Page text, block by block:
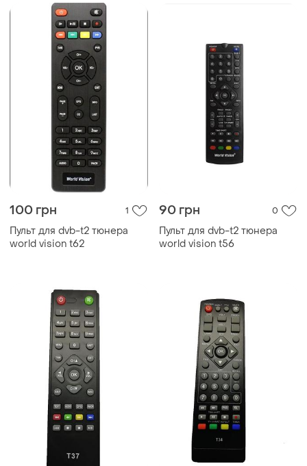
100 грн 1
Пульт для dvb-t2 тюнера
world vision t62
90 грн 0
Пульт для dvb-t2 тюнера
world vision t56